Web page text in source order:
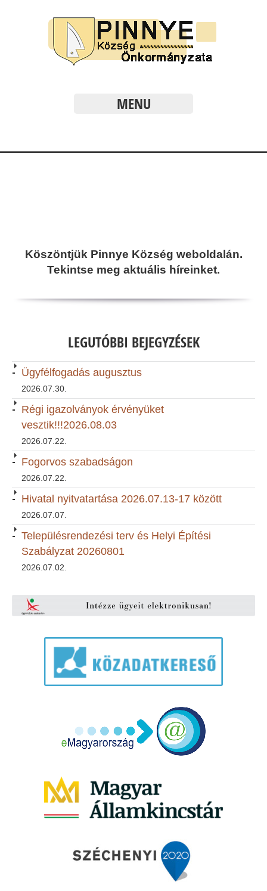
MENU
Köszöntjük Pinnye Község weboldalán.
Tekintse meg aktuális híreinket.
LEGUTÓBBI BEJEGYZÉSEK
Ügyfélfogadás augusztus
2026.07.30.
Régi igazolványok érvényüket
vesztik!!!2026.08.03
2026.07.22.
Fogorvos szabadságon
2026.07.22.
Hivatal nyitvatartása 2026.07.13-17 között
2026.07.07.
Településrendezési terv és Helyi Építési
Szabályzat 20260801
2026.07.02.